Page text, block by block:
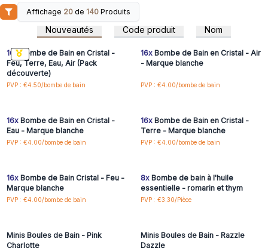
Affichage 20 de 140 Produits
Nouveautés Code produit Nom
Connectez-vous ou
inscrivez-vous pour
accéder aux prix de gros
16xBombe de Bain en Cristal -
Feu, Terre, Eau, Air (Pack
découverte)
PVP : €4.50/bombe de bain
inscrivez-vous pour
accéder aux prix de gros
16xBombe de Bain en Cristal - Air
- Marque blanche
PVP : €4.00/bombe de bain
Connectez-vous ou
16xBombe de Bain en Cristal -
Eau - Marque blanche
PVP : €4.00/bombe de bain
Connectez-vous ou
16xBombe de Bain en Cristal -
Terre - Marque blanche
PVP : €4.00/bombe de bain
Connectez-vous ou
16xBombe de Bain Cristal - Feu -
Marque blanche
PVP : €4.00/bombe de bain
Connectez-vous ou
8xBombe de bain à l'huile
essentielle - romarin et thym
PVP : €3.30/Pièce
Connectez-vous ou
Minis Boules de Bain - Pink
Charlotte
Connectez-vous ou
Minis Boules de Bain - Razzle
Dazzle